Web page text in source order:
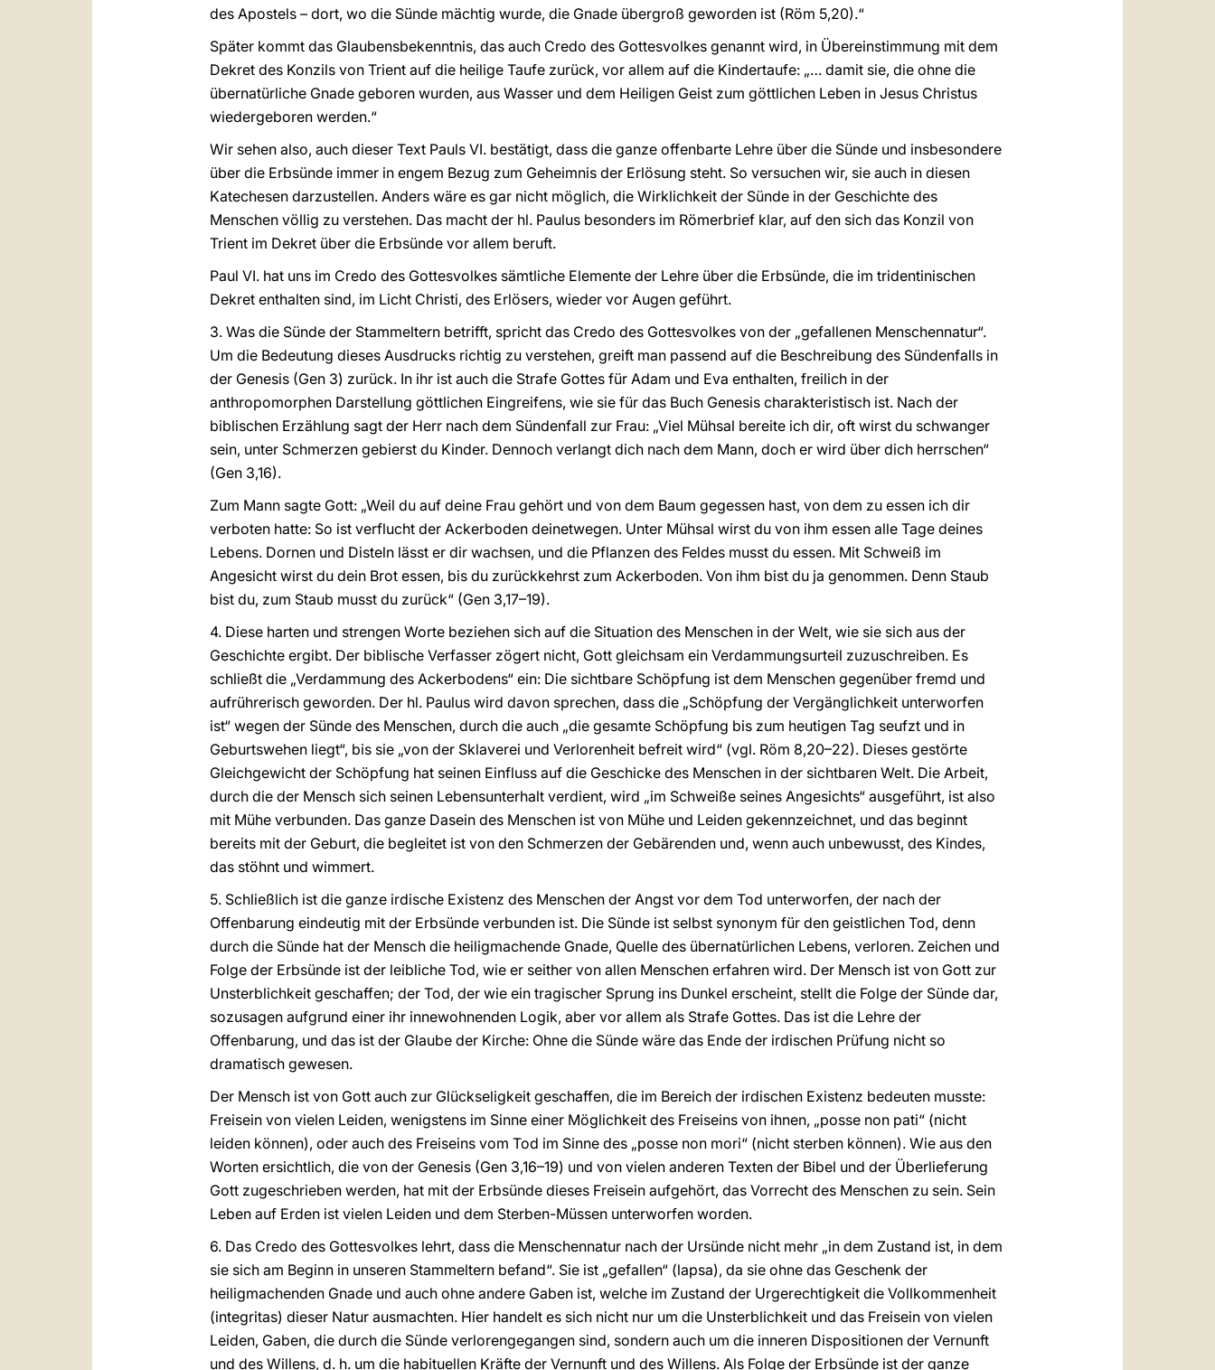
des Apostels – dort, wo die Sünde mächtig wurde, die Gnade übergroß geworden ist (Röm 5,20).“
Später kommt das Glaubensbekenntnis, das auch Credo des Gottesvolkes genannt wird, in Übereinstimmung mit dem
Dekret des Konzils von Trient auf die heilige Taufe zurück, vor allem auf die Kindertaufe: „… damit sie, die ohne die
übernatürliche Gnade geboren wurden, aus Wasser und dem Heiligen Geist zum göttlichen Leben in Jesus Christus
wiedergeboren werden.“
Wir sehen also, auch dieser Text Pauls VI. bestätigt, dass die ganze offenbarte Lehre über die Sünde und insbesondere
über die Erbsünde immer in engem Bezug zum Geheimnis der Erlösung steht. So versuchen wir, sie auch in diesen
Katechesen darzustellen. Anders wäre es gar nicht möglich, die Wirklichkeit der Sünde in der Geschichte des
Menschen völlig zu verstehen. Das macht der hl. Paulus besonders im Römerbrief klar, auf den sich das Konzil von
Trient im Dekret über die Erbsünde vor allem beruft.
Paul VI. hat uns im Credo des Gottesvolkes sämtliche Elemente der Lehre über die Erbsünde, die im tridentinischen
Dekret enthalten sind, im Licht Christi, des Erlösers, wieder vor Augen geführt.
3. Was die Sünde der Stammeltern betrifft, spricht das Credo des Gottesvolkes von der „gefallenen Menschennatur“.
Um die Bedeutung dieses Ausdrucks richtig zu verstehen, greift man passend auf die Beschreibung des Sündenfalls in
der Genesis (Gen 3) zurück. In ihr ist auch die Strafe Gottes für Adam und Eva enthalten, freilich in der
anthropomorphen Darstellung göttlichen Eingreifens, wie sie für das Buch Genesis charakteristisch ist. Nach der
biblischen Erzählung sagt der Herr nach dem Sündenfall zur Frau: „Viel Mühsal bereite ich dir, oft wirst du schwanger
sein, unter Schmerzen gebierst du Kinder. Dennoch verlangt dich nach dem Mann, doch er wird über dich herrschen“
(Gen 3,16).
Zum Mann sagte Gott: „Weil du auf deine Frau gehört und von dem Baum gegessen hast, von dem zu essen ich dir
verboten hatte: So ist verflucht der Ackerboden deinetwegen. Unter Mühsal wirst du von ihm essen alle Tage deines
Lebens. Dornen und Disteln lässt er dir wachsen, und die Pflanzen des Feldes musst du essen. Mit Schweiß im
Angesicht wirst du dein Brot essen, bis du zurückkehrst zum Ackerboden. Von ihm bist du ja genommen. Denn Staub
bist du, zum Staub musst du zurück“ (Gen 3,17–19).
4. Diese harten und strengen Worte beziehen sich auf die Situation des Menschen in der Welt, wie sie sich aus der
Geschichte ergibt. Der biblische Verfasser zögert nicht, Gott gleichsam ein Verdammungsurteil zuzuschreiben. Es
schließt die „Verdammung des Ackerbodens“ ein: Die sichtbare Schöpfung ist dem Menschen gegenüber fremd und
aufrührerisch geworden. Der hl. Paulus wird davon sprechen, dass die „Schöpfung der Vergänglichkeit unterworfen
ist“ wegen der Sünde des Menschen, durch die auch „die gesamte Schöpfung bis zum heutigen Tag seufzt und in
Geburtswehen liegt“, bis sie „von der Sklaverei und Verlorenheit befreit wird“ (vgl. Röm 8,20–22). Dieses gestörte
Gleichgewicht der Schöpfung hat seinen Einfluss auf die Geschicke des Menschen in der sichtbaren Welt. Die Arbeit,
durch die der Mensch sich seinen Lebensunterhalt verdient, wird „im Schweiße seines Angesichts“ ausgeführt, ist also
mit Mühe verbunden. Das ganze Dasein des Menschen ist von Mühe und Leiden gekennzeichnet, und das beginnt
bereits mit der Geburt, die begleitet ist von den Schmerzen der Gebärenden und, wenn auch unbewusst, des Kindes,
das stöhnt und wimmert.
5. Schließlich ist die ganze irdische Existenz des Menschen der Angst vor dem Tod unterworfen, der nach der
Offenbarung eindeutig mit der Erbsünde verbunden ist. Die Sünde ist selbst synonym für den geistlichen Tod, denn
durch die Sünde hat der Mensch die heiligmachende Gnade, Quelle des übernatürlichen Lebens, verloren. Zeichen und
Folge der Erbsünde ist der leibliche Tod, wie er seither von allen Menschen erfahren wird. Der Mensch ist von Gott zur
Unsterblichkeit geschaffen; der Tod, der wie ein tragischer Sprung ins Dunkel erscheint, stellt die Folge der Sünde dar,
sozusagen aufgrund einer ihr innewohnenden Logik, aber vor allem als Strafe Gottes. Das ist die Lehre der
Offenbarung, und das ist der Glaube der Kirche: Ohne die Sünde wäre das Ende der irdischen Prüfung nicht so
dramatisch gewesen.
Der Mensch ist von Gott auch zur Glückseligkeit geschaffen, die im Bereich der irdischen Existenz bedeuten musste:
Freisein von vielen Leiden, wenigstens im Sinne einer Möglichkeit des Freiseins von ihnen, „posse non pati“ (nicht
leiden können), oder auch des Freiseins vom Tod im Sinne des „posse non mori“ (nicht sterben können). Wie aus den
Worten ersichtlich, die von der Genesis (Gen 3,16–19) und von vielen anderen Texten der Bibel und der Überlieferung
Gott zugeschrieben werden, hat mit der Erbsünde dieses Freisein aufgehört, das Vorrecht des Menschen zu sein. Sein
Leben auf Erden ist vielen Leiden und dem Sterben-Müssen unterworfen worden.
6. Das Credo des Gottesvolkes lehrt, dass die Menschennatur nach der Ursünde nicht mehr „in dem Zustand ist, in dem
sie sich am Beginn in unseren Stammeltern befand“. Sie ist „gefallen“ (lapsa), da sie ohne das Geschenk der
heiligmachenden Gnade und auch ohne andere Gaben ist, welche im Zustand der Urgerechtigkeit die Vollkommenheit
(integritas) dieser Natur ausmachten. Hier handelt es sich nicht nur um die Unsterblichkeit und das Freisein von vielen
Leiden, Gaben, die durch die Sünde verlorengegangen sind, sondern auch um die inneren Dispositionen der Vernunft
und des Willens, d. h. um die habituellen Kräfte der Vernunft und des Willens. Als Folge der Erbsünde ist der ganze